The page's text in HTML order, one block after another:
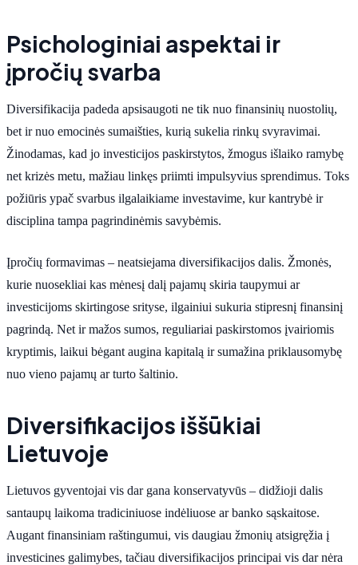
Psichologiniai aspektai ir
įpročių svarba
Diversifikacija padeda apsisaugoti ne tik nuo finansinių nuostolių,
bet ir nuo emocinės sumaišties, kurią sukelia rinkų svyravimai.
Žinodamas, kad jo investicijos paskirstytos, žmogus išlaiko ramybę
net krizės metu, mažiau linkęs priimti impulsyvius sprendimus. Toks
požiūris ypač svarbus ilgalaikiame investavime, kur kantrybė ir
disciplina tampa pagrindinėmis savybėmis.
Įpročių formavimas – neatsiejama diversifikacijos dalis. Žmonės,
kurie nuosekliai kas mėnesį dalį pajamų skiria taupymui ar
investicijoms skirtingose srityse, ilgainiui sukuria stipresnį finansinį
pagrindą. Net ir mažos sumos, reguliariai paskirstomos įvairiomis
kryptimis, laikui bėgant augina kapitalą ir sumažina priklausomybę
nuo vieno pajamų ar turto šaltinio.
Diversifikacijos iššūkiai
Lietuvoje
Lietuvos gyventojai vis dar gana konservatyvūs – didžioji dalis
santaupų laikoma tradiciniuose indėliuose ar banko sąskaitose.
Augant finansiniam raštingumui, vis daugiau žmonių atsigręžia į
investicines galimybes, tačiau diversifikacijos principai vis dar nėra